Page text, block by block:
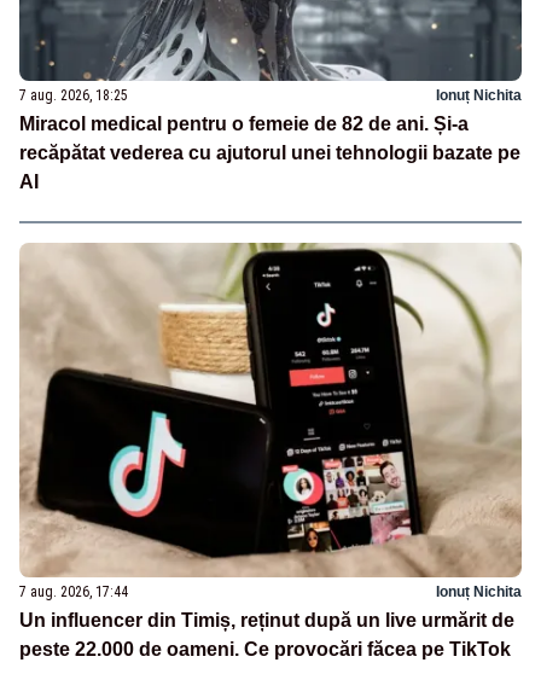
7 aug. 2026, 18:25 Ionuț Nichita
Miracol medical pentru o femeie de 82 de ani. Și-a
recăpătat vederea cu ajutorul unei tehnologii bazate pe
AI
7 aug. 2026, 17:44 Ionuț Nichita
Un influencer din Timiș, reținut după un live urmărit de
peste 22.000 de oameni. Ce provocări făcea pe TikTok